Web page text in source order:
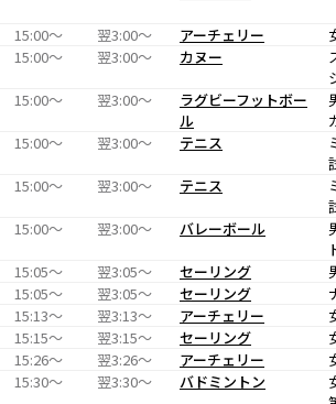
15:00〜 翌3:00〜 アーチェリー
15:00〜
翌3:00〜 カヌー
15:00〜
翌3:00〜
ラグビーフットボー
ル
15:00〜
翌3:00〜 テニス
15:00〜
翌3:00〜 テニス
15:00〜
翌3:00〜 バレーボール
15:05〜
翌3:05〜 セーリング
15:05〜
翌3:05〜 セーリング
15:13〜
翌3:13〜 アーチェリー
15:15〜
翌3:15〜 セーリング
15:26〜
翌3:26〜 アーチェリー
15:30〜
翌3:30〜 バドミントン